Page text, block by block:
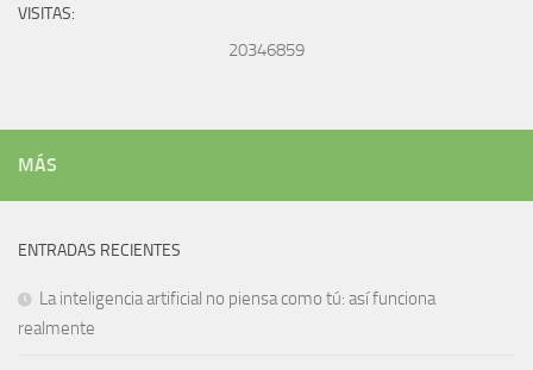
VISITAS:
20346859
MÁS
ENTRADAS RECIENTES
La inteligencia artificial no piensa como tú: así funciona
realmente